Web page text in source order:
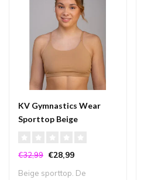
KV Gymnastics Wear
Sporttop Beige
€32,99 €28,99
Beige sporttop. De